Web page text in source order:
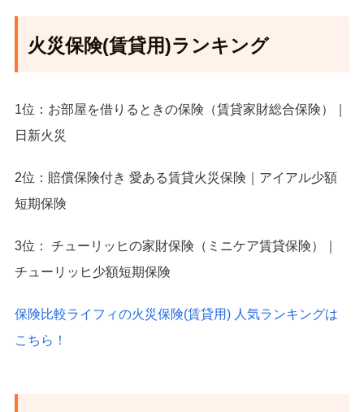
火災保険(賃貸用)ランキング
1位：お部屋を借りるときの保険（賃貸家財総合保険）｜
日新火災
2位：賠償保険付き 愛ある賃貸火災保険｜アイアル少額
短期保険
3位： チューリッヒの家財保険（ミニケア賃貸保険）｜
チューリッヒ少額短期保険
保険比較ライフィの火災保険(賃貸用) 人気ランキングは
こちら！